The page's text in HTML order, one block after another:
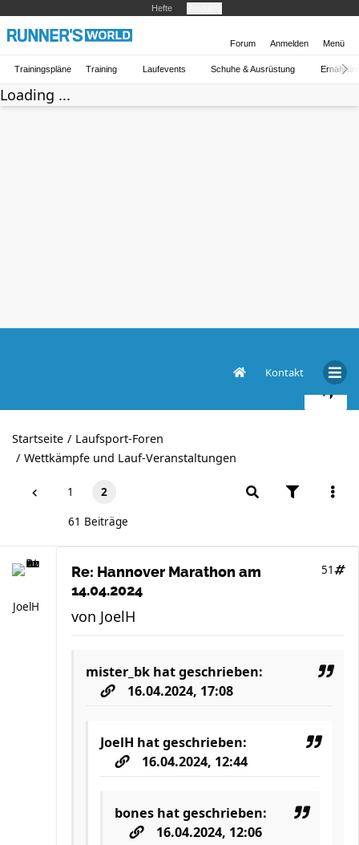
Hefte
Forum Anmelden Menü
Trainingspläne Training Laufevents Schuhe & Ausrüstung
Loading ...
Kontakt
Startseite
Laufsport-Foren
Wettkämpfe und Lauf-Veranstaltungen
1 2
61 Beiträge
JoelH
Re: Hannover Marathon am
14.04.2024
51
von JoelH
mister_bk hat geschrieben:
16.04.2024, 17:08
JoelH hat geschrieben:
16.04.2024, 12:44
bones hat geschrieben:
16.04.2024, 12:06